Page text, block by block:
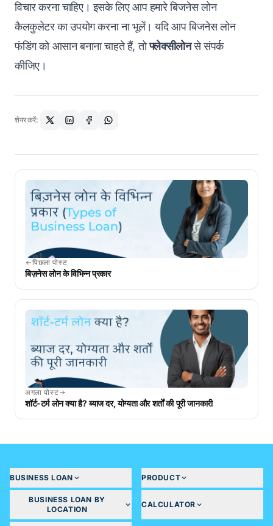
विचार करना चाहिए। इसके लिए आप हमारे बिजनेस लोन
कैलकुलेटर का उपयोग करना ना भूलें। यदि आप बिजनेस लोन
फंडिंग को आसान बनाना चाहते हैं, तोफ्लेक्सीलोनसे संपर्क
कीजिए।
शेयर करें:
पिछला पोस्ट
बिज़नेस लोन के विभिन्न प्रकार
अगला पोस्ट
शॉर्ट-टर्म लोन क्या है? ब्याज दर, योग्यता और शर्तों की पूरी जानकारी
BUSINESS LOAN PRODUCT
BUSINESS LOAN BY
LOCATION
CALCULATOR